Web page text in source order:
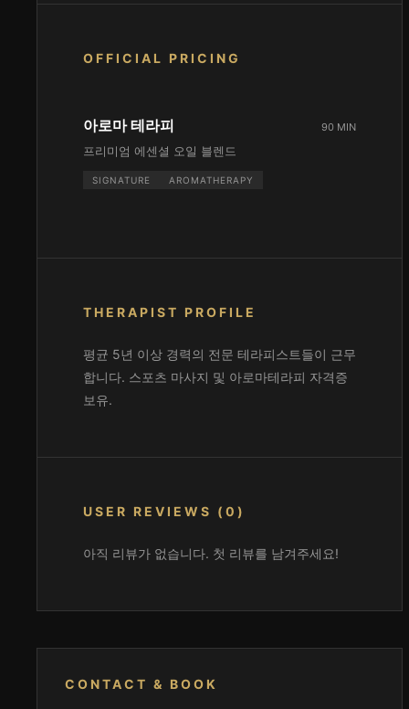
OFFICIAL PRICING
아로마 테라피
프리미엄 에센셜 오일 블렌드
SIGNATURE AROMATHERAPY
90 MIN
THERAPIST PROFILE
평균 5년 이상 경력의 전문 테라피스트들이 근무
합니다. 스포츠 마사지 및 아로마테라피 자격증
보유.
USER REVIEWS (0)
아직 리뷰가 없습니다. 첫 리뷰를 남겨주세요!
CONTACT & BOOK